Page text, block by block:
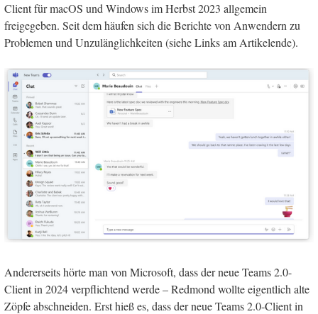
Client für macOS und Windows im Herbst 2023 allgemein
freigegeben. Seit dem häufen sich die Berichte von Anwendern zu
Problemen und Unzulänglichkeiten (siehe Links am Artikelende).
Andererseits hörte man von Microsoft, dass der neue Teams 2.0-
Client in 2024 verpflichtend werde – Redmond wollte eigentlich alte
Zöpfe abschneiden. Erst hieß es, dass der neue Teams 2.0-Client in